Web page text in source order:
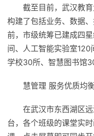
截至目前，武汉教
构建了包括业务、数据
前，市级统筹已建成四
间、人工智能实验室
学校30所、智慧图书馆
慧管理 服务优质均
在武汉市东西湖区
台，各个班级的课堂实